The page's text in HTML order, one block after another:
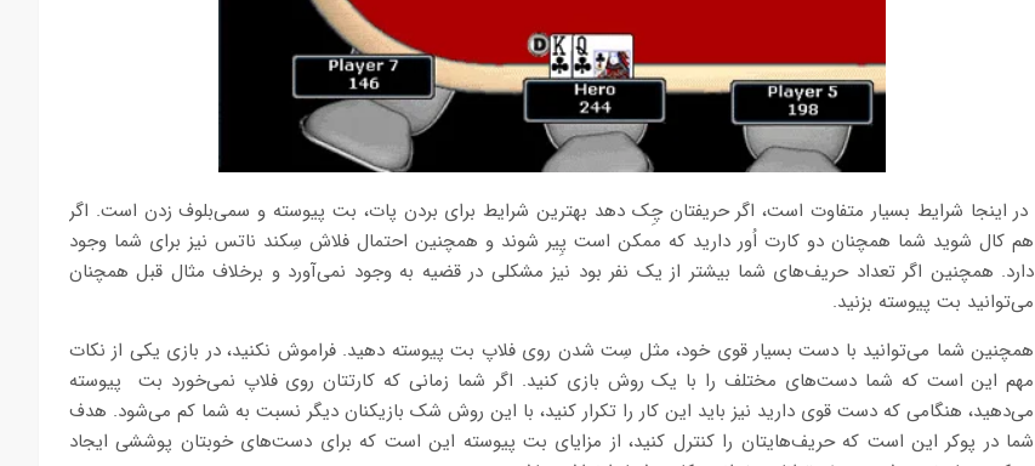
در اینجا شرایط بسیار متفاوت است، اگر حریفتان چِک دهد بهترین شرایط برای بردن پات، بت پیوسته و سمی‌بلوف زدن است. اگر
هم کال شوید شما همچنان دو کارت اُور دارید که ممکن است پِیر شوند و همچنین احتمال فلاش سِکند ناتس نیز برای شما وجود
دارد. همچنین اگر تعداد حریف‌های شما بیشتر از یک نفر بود نیز مشکلی در قضیه به وجود نمی‌آورد و برخلاف مثال قبل همچنان
می‌توانید بت پیوسته بزنید.
همچنین شما می‌توانید با دست بسیار قوی خود، مثل سِت شدن روی فلاپ بت پیوسته دهید. فراموش نکنید، در بازی یکی از نکات
مهم این است که شما دست‌های مختلف را با یک روش بازی کنید. اگر شما زمانی که کارتتان روی فلاپ نمی‌خورد بت پیوسته
می‌دهید، هنگامی که دست قوی دارید نیز باید این کار را تکرار کنید، با این روش شک بازیکنان دیگر نسبت به شما کم می‌شود. هدف
شما در پوکر این است که حریف‌هایتان را کنترل کنید، از مزایای بت پیوسته این است که برای دست‌های خوبتان پوششی ایجاد